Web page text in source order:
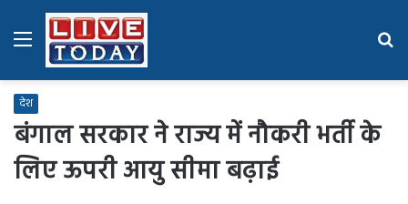
Menu
देश
बंगाल सरकार ने राज्य में नौकरी भर्ती के
लिए ऊपरी आयु सीमा बढ़ाई